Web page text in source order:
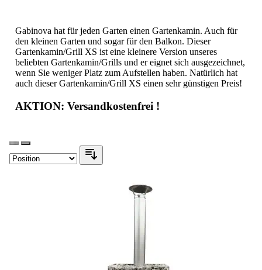
Gabinova hat für jeden Garten einen Gartenkamin. Auch für
den kleinen Garten und sogar für den Balkon. Dieser
Gartenkamin/Grill XS ist eine kleinere Version unseres
beliebten Gartenkamin/Grills und er eignet sich ausgezeichnet,
wenn Sie weniger Platz zum Aufstellen haben. Natürlich hat
auch dieser Gartenkamin/Grill XS einen sehr günstigen Preis!